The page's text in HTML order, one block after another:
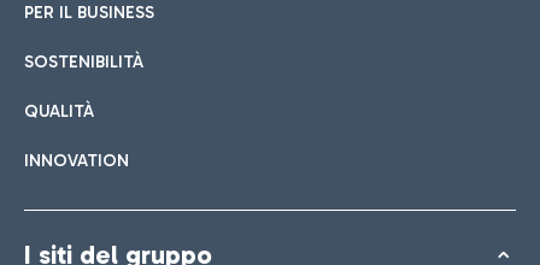
PER IL BUSINESS
SOSTENIBILITÀ
QUALITÀ
INNOVATION
I siti del gruppo